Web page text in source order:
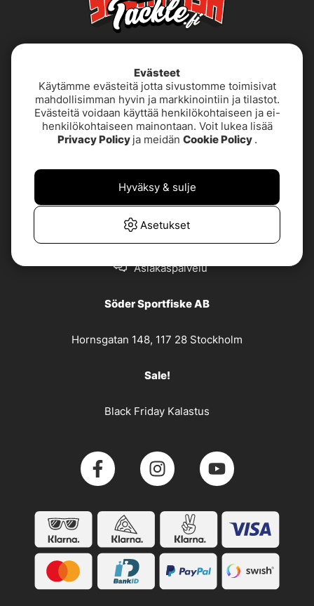
Käyttöehdot Saavutettavuusseloste
Tietoja meistä Tietosuojakäytäntö
TUOTETUKI &
YHTEYSTIEDOT
UKK
Asiakaspalvelu
Söder Sportfiske AB
Hornsgatan 148, 117 28 Stockholm
Sale!
Black Friday Kalastus
Evästeet
Käytämme evästeitä jotta sivustomme toimisivat
mahdollisimman hyvin ja markkinointiin ja tilastot.
Evästeitä voidaan käyttää henkilökohtaiseen ja ei-
henkilökohtaiseen mainontaan. Voit lukea lisää
Privacy Policy ja meidän Cookie Policy .
Asetukset
Hyväksy & sulje